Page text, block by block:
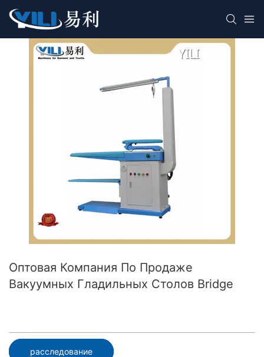
Оптовая Компания По Продаже
Вакуумных Гладильных Столов Bridge
расследование